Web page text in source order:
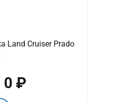
Land Cruiser Prado
0 ₽